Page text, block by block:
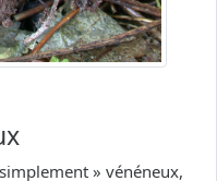
» vénéneux,